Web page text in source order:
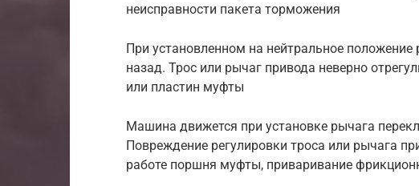
неисправности пакета торможения
При установленном на нейтральное
назад. Трос или рычаг привода неверно
или пластин муфты
Машина движется при установке рычага
Повреждение регулировки троса или рычага
работе поршня муфты, приваривание